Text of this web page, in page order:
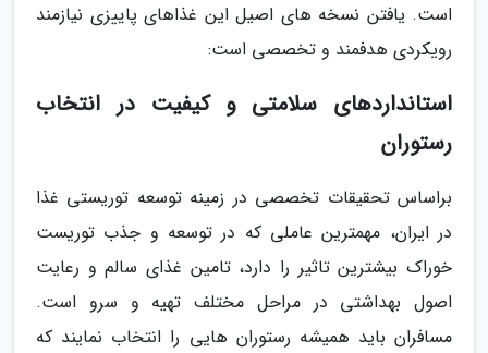
است. یافتن نسخه های اصیل این غذاهای پاییزی نیازمند
رویکردی هدفمند و تخصصی است:
استانداردهای سلامتی و کیفیت در انتخاب
رستوران
براساس تحقیقات تخصصی در زمینه توسعه توریستی غذا
در ایران، مهمترین عاملی که در توسعه و جذب توریست
خوراک بیشترین تاثیر را دارد، تامین غذای سالم و رعایت
اصول بهداشتی در مراحل مختلف تهیه و سرو است.
مسافران باید همیشه رستوران هایی را انتخاب نمایند که